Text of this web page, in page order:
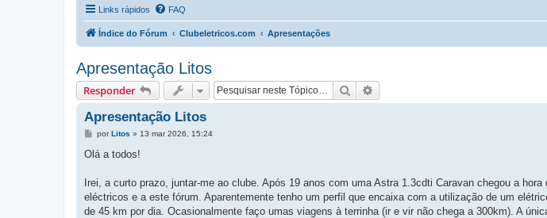
Links rápidos FAQ
Índice do Fórum Clubeletricos.com Apresentações
Apresentação Litos
Responder Pesquisar
Apresentação Litos
M
n
g
m
porLitos » 13 mar 2026, 15:24
Olá a todos!
Irei, a curto prazo, juntar-me ao clube. Após 19 anos com uma Astra 1.3cdti Caravan chegou a
eléctricos e a este fórum. Aparentemente tenho um perfil que encaixa com a utilização de um
de 45 km por dia. Ocasionalmente faço umas viagens à terrinha (ir e vir não chega a 300km). A